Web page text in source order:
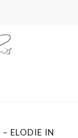
ELODIE IN